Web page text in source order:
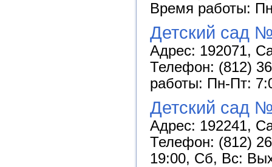
Время работы:
Детский сад
Адрес: 192071,
Телефон: (812)
работы: Пн-Пт:
Детский сад
Адрес: 192241,
Телефон: (812)
19:00, Сб, Вс: